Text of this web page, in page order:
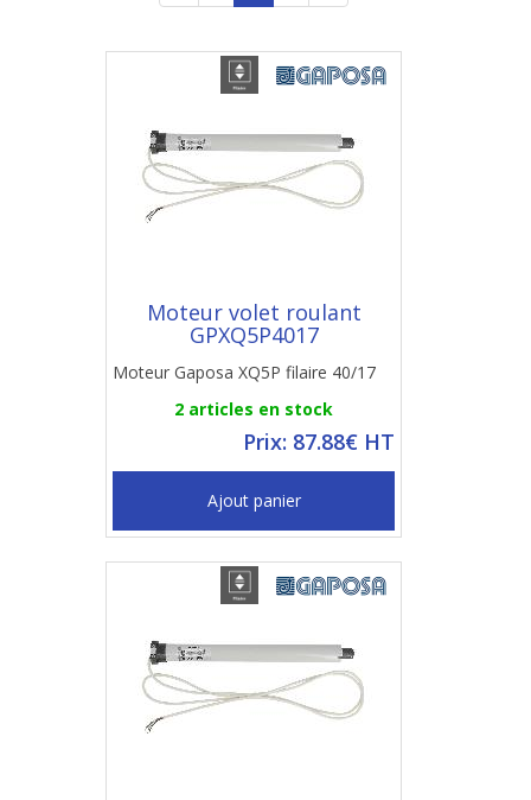
Moteur volet roulant
GPXQ5P4017
Moteur Gaposa XQ5P filaire 40/17
2 articles en stock
Prix: 87.88€ HT
Ajout panier